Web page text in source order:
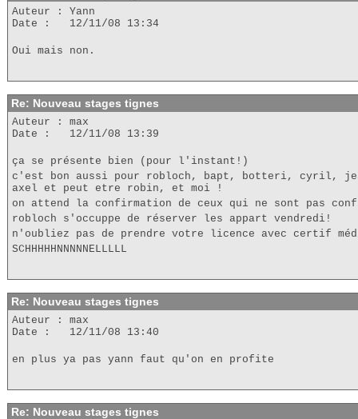
Auteur : Yann
Date : 12/11/08 13:34
Oui mais non.
Re: Nouveau stages tignes
Auteur : max
Date : 12/11/08 13:39
ça se présente bien (pour l'instant!)
c'est bon aussi pour robloch, bapt, botteri, cyril,
axel et peut etre robin, et moi !
on attend la confirmation de ceux qui ne sont pas
robloch s'occuppe de réserver les appart vendredi!
n'oubliez pas de prendre votre licence avec certif
SCHHHHHNNNNNELLLLL
Re: Nouveau stages tignes
Auteur : max
Date : 12/11/08 13:40
en plus ya pas yann faut qu'on en profite
Re: Nouveau stages tignes